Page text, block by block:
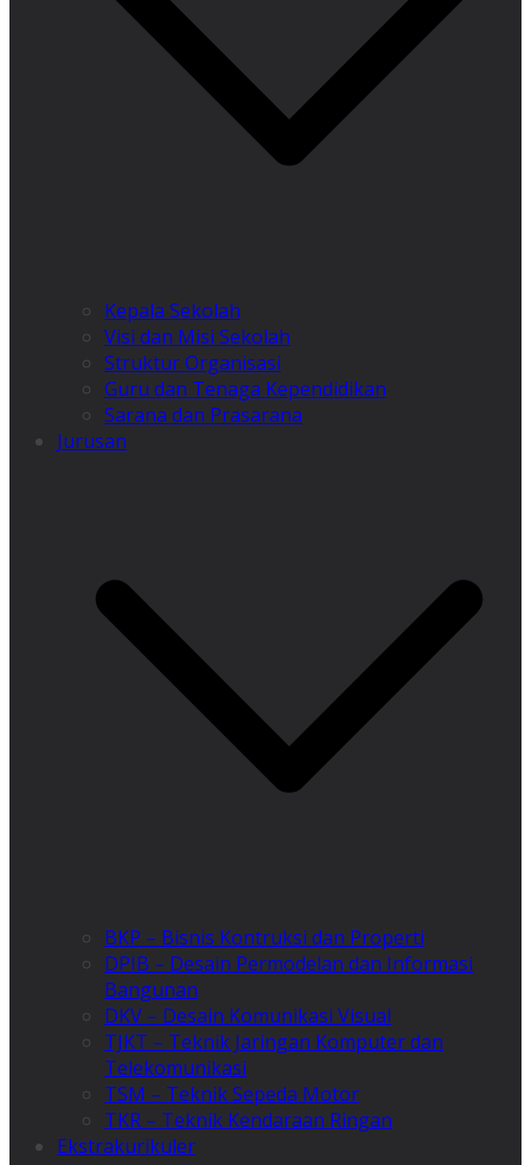
Kepala Sekolah
Visi dan Misi Sekolah
Struktur Organisasi
Guru dan Tenaga Kependidikan
Sarana dan Prasarana
Jurusan
BKP – Bisnis Kontruksi dan Properti
DPIB – Desain Permodelan dan Informasi
Bangunan
DKV – Desain Komunikasi Visual
TJKT – Teknik Jaringan Komputer dan
Telekomunikasi
TSM – Teknik Sepeda Motor
TKR – Teknik Kendaraan Ringan
Ekstrakurikuler